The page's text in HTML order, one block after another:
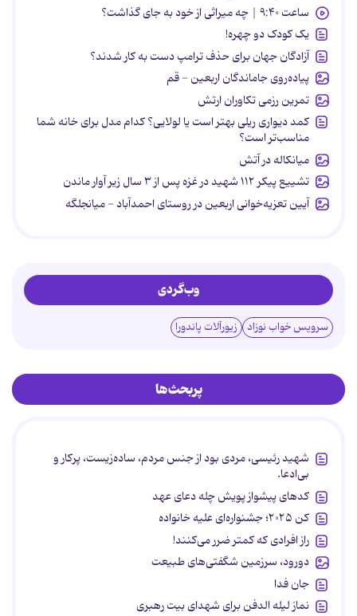
ساعت ۹:۴۰ | چه میراثی از خود به جای گذاشت؟
یک کودک دو چهره!
آزادگان جهان برای حذف ترامپ دست به کار شدند؟
پیاده‌روی جاماندگان اربعین - قم
تمرین رزمی تکاوران ارتش
کمد دیواری ریلی بهتر است یا لولایی؟ کدام مدل برای خانه شما
مناسب‌تر است؟
میانکاله در آتش
تشییع پیکر ۱۱۲ شهید در غزه پس از ۳ سال زیر آوار ماندن
آیین تعزیه‌خوانی اربعین در روستای احمدآباد - میانجلگه
وب‌گردی
سرویس خواب نوزاد زیورآلات پاندورا
پربحث‌ها
شهید رئیسی، مردی بود از جنس مردم، ساده‌زیست، پرکار و
بی‌ادعا.
کدهای پیشواز پویش چله دعای عهد
کن ۲۰۲۵؛ جشنواره‌ای علیه خانواده
راز افرادی که کمتر ضرر می‌کنند!
دورود، سرزمین شگفتی‌های طبیعت
جان فدا
نماز لیله الدفن برای شهدای بیت رهبری